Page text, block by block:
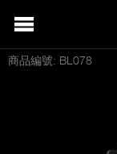
商品編號: BL078